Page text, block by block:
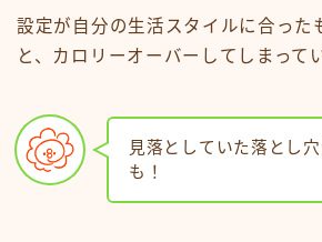
設定が自分の生活スタイルに合った
と、カロリーオーバーしてしまって
見落としていた落とし
も！